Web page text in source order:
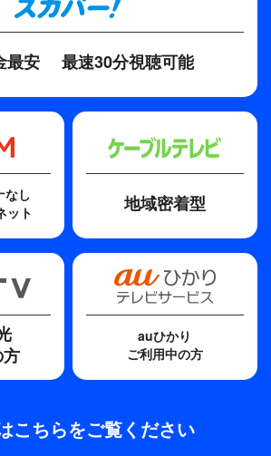
もソフィを守る。ソフィへの思い
負った詩音と、そんな彼を放って
してバンドメンバーは、復活をめ
”の争いに巻き込まれていく。奇
ック・ペイン”野外音楽堂でのラ
全ての鍵が揃い、ステージ上で詩
を証明するために、救世主である
うとするが…。
日 天王洲 銀河劇場（東京）ほか
最安 最速30分視聴可能
なし
ット
地域密着型
auひかり
ご利用中の方
こちらをご覧ください